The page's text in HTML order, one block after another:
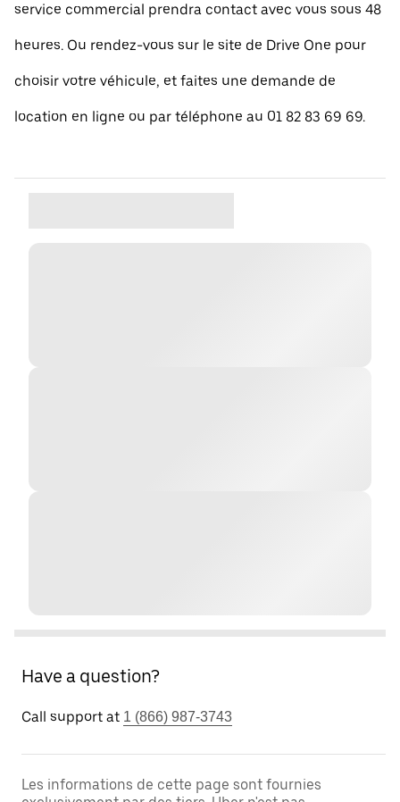
service commercial prendra contact avec vous sous 48
heures. Ou rendez-vous sur le site de Drive One pour
choisir votre véhicule, et faites une demande de
location en ligne ou par téléphone au 01 82 83 69 69.
Have a question?
Call support at 1 (866) 987-3743
Les informations de cette page sont fournies